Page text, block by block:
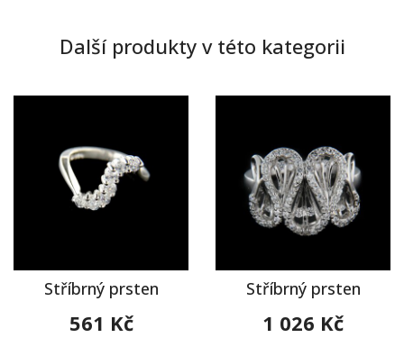
Další produkty v této kategorii
Stříbrný prsten
561 Kč
Stříbrný prsten
1 026 Kč